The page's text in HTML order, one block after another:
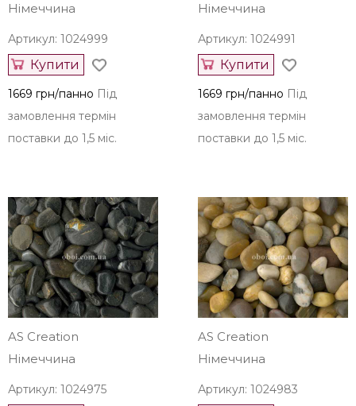
Німеччина
Артикул: 1024999
Купити
1669 грн/панно Під
замовлення термін
поставки до 1,5 міс.
Німеччина
Артикул: 1024991
Купити
1669 грн/панно Під
замовлення термін
поставки до 1,5 міс.
AS Creation
Німеччина
Артикул: 1024975
AS Creation
Німеччина
Артикул: 1024983